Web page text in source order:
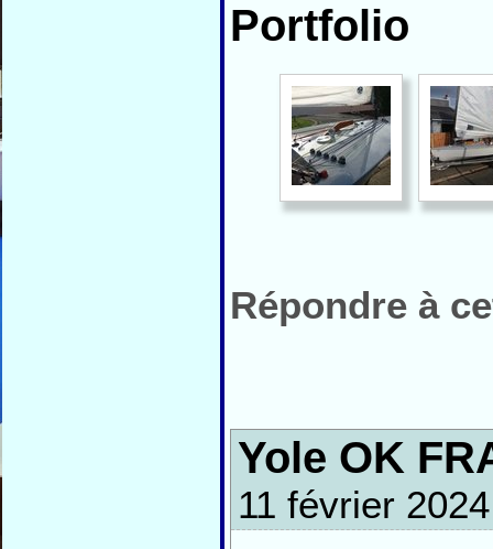
Portfolio
Répondre à
Yole OK
11 février